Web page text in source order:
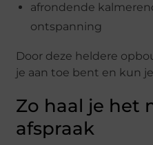
afrondende
ontspanning
Door deze heldere
je aan toe bent en kun
Zo haal je het
afspraak